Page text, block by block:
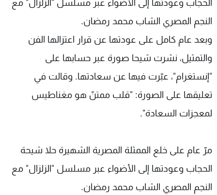
الحجاب وعودتها إلى الأضواء عبر مسلسل "الزلزال" مع
النجم المصري الشاب محمد رمضان.
وبعد عام كامل على عودتها عن قرار اعتزالها الفن
والتمثيل، نشرت شيحا صورة عبر حسابها على
"إنستغرام"، عبّرت فيها عن سعادتها. وقالت في
تعليقها على الصورة: "قلب ممتنّ هو مغناطيس
لمعجزات السعادة".
مرّ عام على خلع الممثلة المصرية الشهيرة حلا شيحة
الحجاب وعودتها إلى الأضواء عبر مسلسل "الزلزال" مع
النجم المصري الشاب محمد رمضان.
عن MTV
لاعلاناتكم
وظائف
تواصل معنا
شروط الإسـتخدام
سياسة الخصوصية